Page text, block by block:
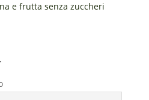
e frutta senza zuccheri